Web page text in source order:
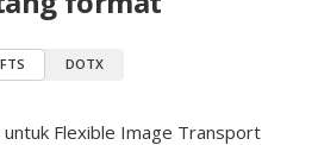
FTS DOTX
untuk Flexible Image Transport